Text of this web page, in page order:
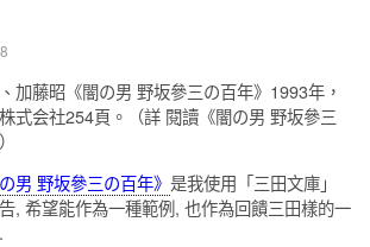
加藤昭《闇の男 野坂參三の百年》1993年，
式会社254頁。（詳 閱讀《闇の男 野坂參三
男 野坂參三の百年》 是我使用「三田文庫」
, 希望能作為一種範例, 也作為回饋三田樣的一